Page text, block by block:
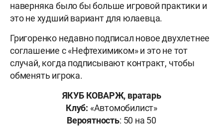
наверняка было бы больше игровой практики и
это не худший вариант для юлаевца.
Григоренко недавно подписал новое двухлетнее
соглашение с «Нефтехимиком» и это не тот
случай, когда подписывают контракт, чтобы
обменять игрока.
ЯКУБ КОВАРЖ, вратарь
Клуб: «Автомобилист»
Вероятность: 50 на 50